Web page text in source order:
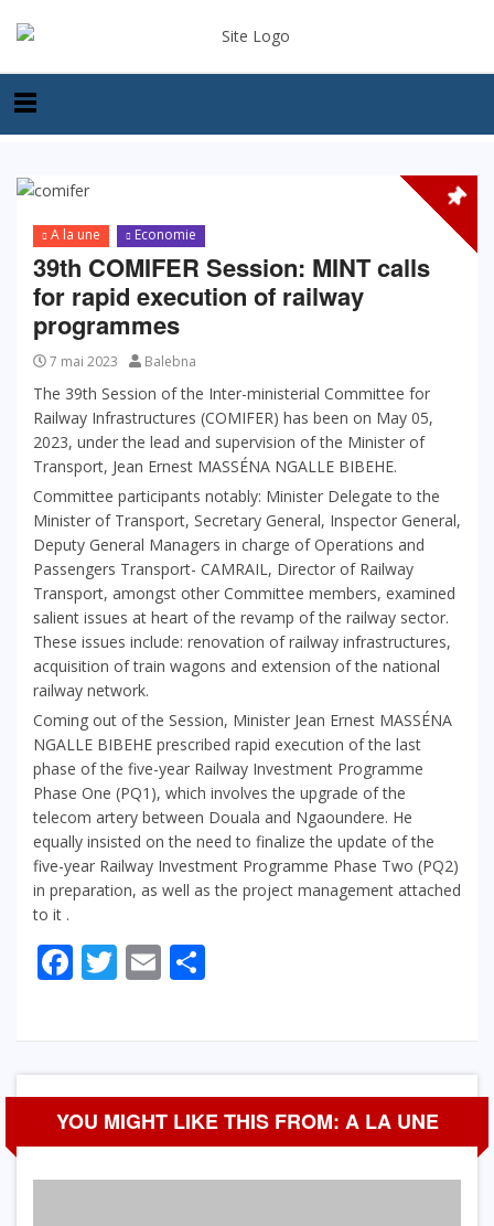
A la une Economie
39th COMIFER Session: MINT calls
for rapid execution of railway
programmes
7 mai 2023 Balebna
The 39th Session of the Inter-ministerial Committee for
Railway Infrastructures (COMIFER) has been on May 05,
2023, under the lead and supervision of the Minister of
Transport, Jean Ernest MASSÉNA NGALLE BIBEHE.
Committee participants notably: Minister Delegate to the
Minister of Transport, Secretary General, Inspector General,
Deputy General Managers in charge of Operations and
Passengers Transport- CAMRAIL, Director of Railway
Transport, amongst other Committee members, examined
salient issues at heart of the revamp of the railway sector.
These issues include: renovation of railway infrastructures,
acquisition of train wagons and extension of the national
railway network.
Coming out of the Session, Minister Jean Ernest MASSÉNA
NGALLE BIBEHE prescribed rapid execution of the last
phase of the five-year Railway Investment Programme
Phase One (PQ1), which involves the upgrade of the
telecom artery between Douala and Ngaoundere. He
equally insisted on the need to finalize the update of the
five-year Railway Investment Programme Phase Two (PQ2)
in preparation, as well as the project management attached
to it .
Facebook
Twitter
Email
YOU MIGHT LIKE THIS FROM: A LA UNE